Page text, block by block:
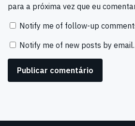
para a próxima vez que eu
Notify me of follow-up
Notify me of new posts by email.